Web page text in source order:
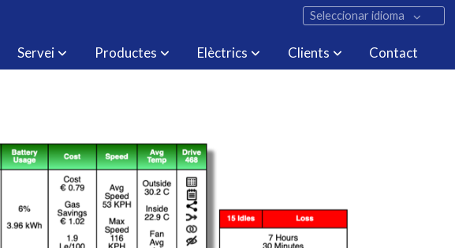
Seleccionar idioma
Servei Productes Elèctrics Clients Contact